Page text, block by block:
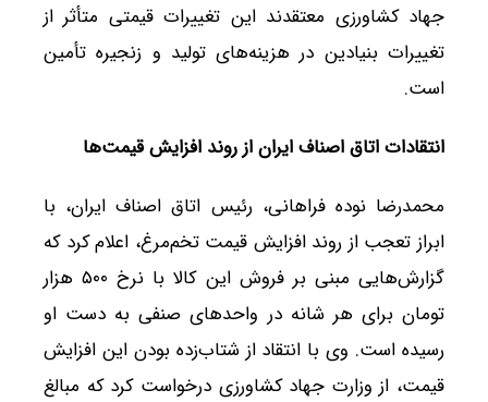
جهاد کشاورزی معتقدند این تغییرات قیمتی متأثر از
تغییرات بنیادین در هزینه‌های تولید و زنجیره تأمین
است.
انتقادات اتاق اصناف ایران از روند افزایش قیمت‌ها
محمدرضا نوده فراهانی، رئیس اتاق اصناف ایران، با
ابراز تعجب از روند افزایش قیمت تخم‌مرغ، اعلام کرد که
گزارش‌هایی مبنی بر فروش این کالا با نرخ ۵۰۰ هزار
تومان برای هر شانه در واحدهای صنفی به دست او
رسیده است. وی با انتقاد از شتاب‌زده بودن این افزایش
قیمت، از وزارت جهاد کشاورزی درخواست کرد که مبالغ